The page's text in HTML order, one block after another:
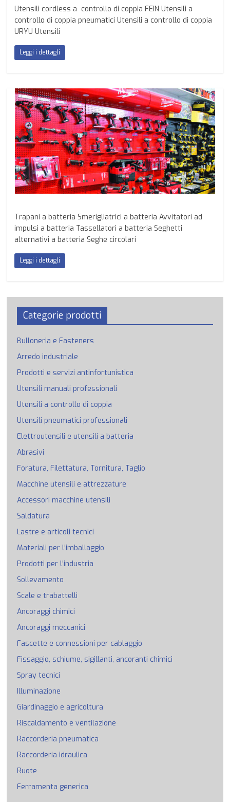
Utensili cordless a controllo di coppia FEIN Utensili a
controllo di coppia pneumatici Utensili a controllo di coppia
URYU Utensili
Leggi i dettagli
Trapani a batteria Smerigliatrici a batteria Avvitatori ad
impulsi a batteria Tassellatori a batteria Seghetti
alternativi a batteria Seghe circolari
Leggi i dettagli
Categorie prodotti
Bulloneria e Fasteners
Arredo industriale
Prodotti e servizi antinfortunistica
Utensili manuali professionali
Utensili a controllo di coppia
Utensili pneumatici professionali
Elettroutensili e utensili a batteria
Abrasivi
Foratura, Filettatura, Tornitura, Taglio
Macchine utensili e attrezzature
Accessori macchine utensili
Saldatura
Lastre e articoli tecnici
Materiali per l’imballaggio
Prodotti per l’industria
Sollevamento
Scale e trabattelli
Ancoraggi chimici
Ancoraggi meccanici
Fascette e connessioni per cablaggio
Fissaggio, schiume, sigillanti, ancoranti chimici
Spray tecnici
Illuminazione
Giardinaggio e agricoltura
Riscaldamento e ventilazione
Raccorderia pneumatica
Raccorderia idraulica
Ruote
Ferramenta generica